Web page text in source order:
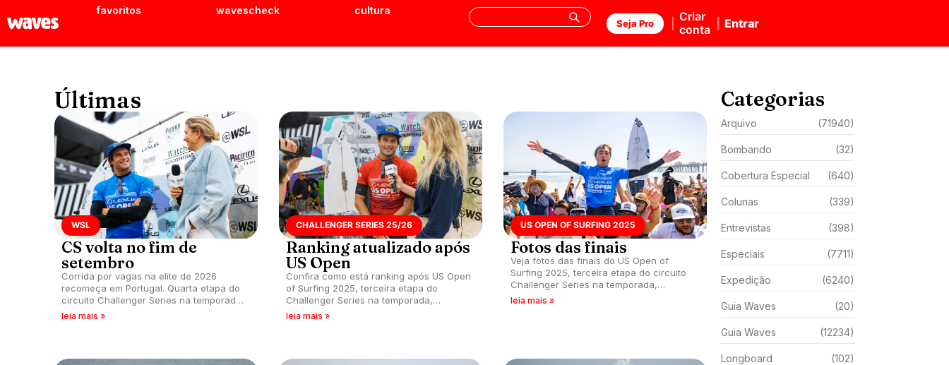
favoritos wavescheck cultura
Seja Pro
Criar
conta
Entrar
Últimas
WSL
CS volta no fim de
setembro
Corrida por vagas na elite de 2026
recomeça em Portugal. Quarta etapa do
circuito Challenger Series na temporada,
Ericeira Pro acontece nas direitas de
leia mais »
CHALLENGER SERIES 25/26
Ranking atualizado após
US Open
Confira como está ranking após US Open
of Surfing 2025, terceira etapa do
Challenger Series na temporada,
realizada na Califórnia (EUA).
leia mais »
US OPEN OF SURFING 2025
Fotos das finais
Veja fotos das finais do US Open of
Surfing 2025, terceira etapa do circuito
Challenger Series na temporada,
realizada em Huntington Beach,
leia mais »
Categorias
Arquivo (71940)
Bombando (32)
Cobertura Especial (640)
Colunas (339)
Entrevistas (398)
Especiais (7711)
Expedição (6240)
Guia Waves (20)
Guia Waves (12234)
Longboard (102)